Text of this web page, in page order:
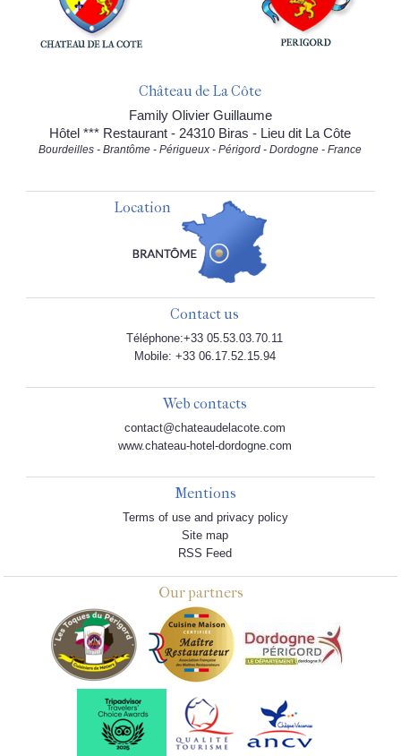
Château de La Côte
Family Olivier Guillaume
Hôtel *** Restaurant - 24310 Biras - Lieu dit La Côte
Bourdeilles - Brantôme - Périgueux - Périgord - Dordogne - France
Location
Contact us
Téléphone:+33 05.53.03.70.11
Mobile: +33 06.17.52.15.94
Web contacts
contact@chateaudelacote.com
www.chateau-hotel-dordogne.com
Mentions
Terms of use and privacy policy
Site map
RSS Feed
Our partners